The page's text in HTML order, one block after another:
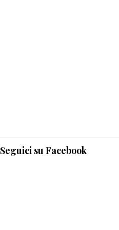
Seguici su Facebook